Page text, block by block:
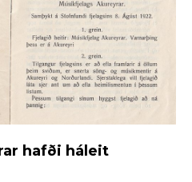
hafði háleit